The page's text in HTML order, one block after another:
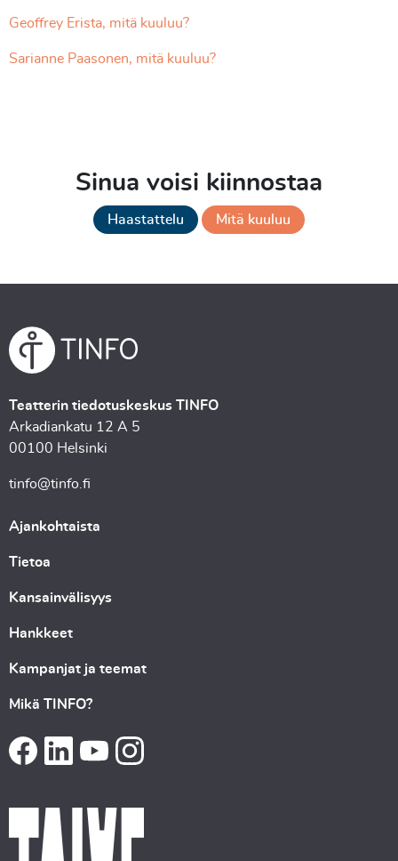
Geoffrey Erista, mitä kuuluu?
Sarianne Paasonen, mitä kuuluu?
Sinua voisi kiinnostaa
Haastattelu Mitä kuuluu
Teatterin tiedotuskeskus TINFO
Arkadiankatu 12 A 5
00100 Helsinki
tinfo@tinfo.fi
Ajankohtaista
Tietoa
Kansainvälisyys
Hankkeet
Kampanjat ja teemat
Mikä TINFO?